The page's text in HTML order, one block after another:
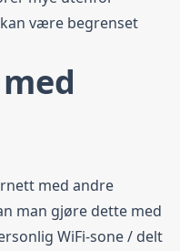
være begrenset
med andre
man gjøre dette med
WiFi-sone / delt